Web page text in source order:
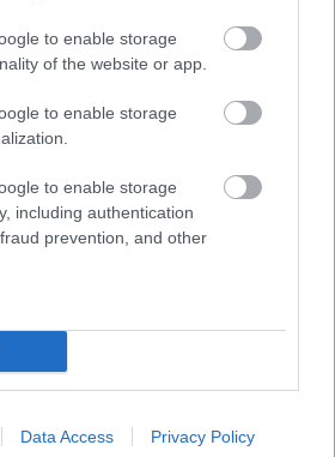
to enable storage
of the website or app.
to enable storage
to enable storage
including authentication
prevention, and other
Data Access Privacy Policy
GARNBRET (@janja_garnbret)